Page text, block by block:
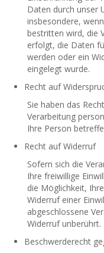
Daten durch unser
insbesondere,
bestritten wird, die
erfolgt, die Daten
werden oder ein
eingelegt wurde.
Recht auf
Sie haben das
Verarbeitung
Ihre Person
Recht auf Widerruf
Sofern sich die
Ihre freiwillige
die Möglichkeit,
Widerruf einer
abgeschlossene
Widerruf unberührt.
Beschwerderecht